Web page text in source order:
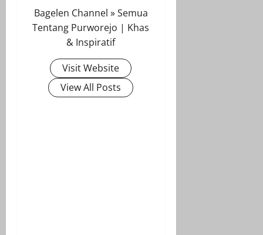
Bagelen Channel » Semua
Tentang Purworejo | Khas
& Inspiratif
Visit Website
View All Posts